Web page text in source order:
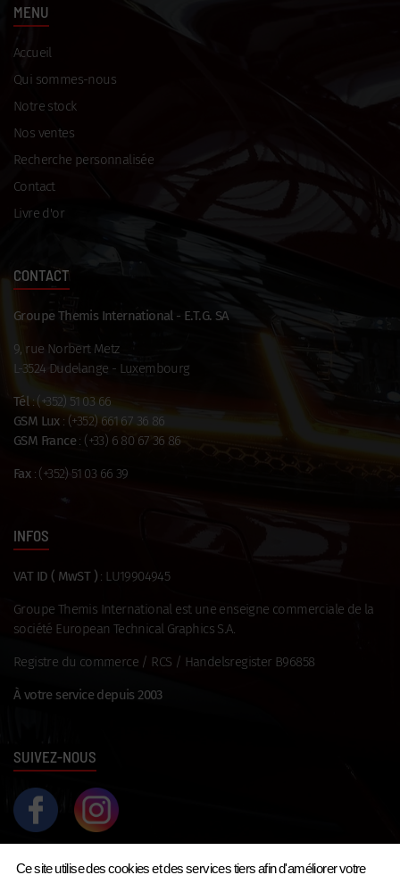
MENU
Accueil
Qui sommes-nous
Notre stock
Nos ventes
Recherche personnalisée
Contact
Livre d'or
CONTACT
Groupe Themis International - E.T.G. SA
9, rue Norbert Metz
L-3524 Dudelange - Luxembourg
Tél: (+352) 51 03 66
GSM Lux: (+352) 661 67 36 86
GSM France : (+33) 6 80 67 36 86
Fax: (+352) 51 03 66 39
INFOS
VAT ID ( MwST ) : LU19904945
Groupe Themis International est une enseigne commerciale de la
société European Technical Graphics S.A.
Registre du commerce / RCS / Handelsregister B96858
À votre service depuis 2003
SUIVEZ-NOUS
Ce site utilise des cookies et des services tiers afin d'améliorer votre